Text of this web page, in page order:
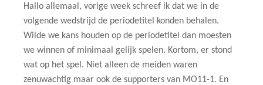
Hallo allemaal, vorige week schreef ik dat we in de
volgende wedstrijd de periodetitel konden behalen.
Wilde we kans houden op de periodetitel dan moesten
we winnen of minimaal gelijk spelen. Kortom, er stond
wat op het spel. Niet alleen de meiden waren
zenuwachtig maar ook de supporters van MO11-1. En